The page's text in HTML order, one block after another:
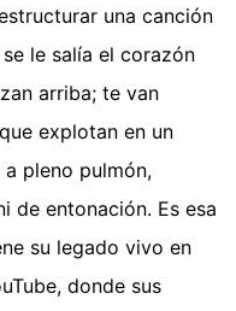
una canción
le salía el corazón
arriba; te van
explotan en un
pleno pulmón,
de entonación. Es esa
su legado vivo en
donde sus